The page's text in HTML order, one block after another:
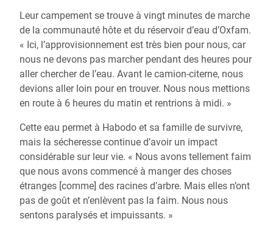
Leur campement se trouve à vingt minutes de marche
de la communauté hôte et du réservoir d’eau d’Oxfam.
« Ici, l’approvisionnement est très bien pour nous, car
nous ne devons pas marcher pendant des heures pour
aller chercher de l’eau. Avant le camion-citerne, nous
devions aller loin pour en trouver. Nous nous mettions
en route à 6 heures du matin et rentrions à midi. »
Cette eau permet à Habodo et sa famille de survivre,
mais la sécheresse continue d’avoir un impact
considérable sur leur vie. « Nous avons tellement faim
que nous avons commencé à manger des choses
étranges [comme] des racines d’arbre. Mais elles n’ont
pas de goût et n’enlèvent pas la faim. Nous nous
sentons paralysés et impuissants. »